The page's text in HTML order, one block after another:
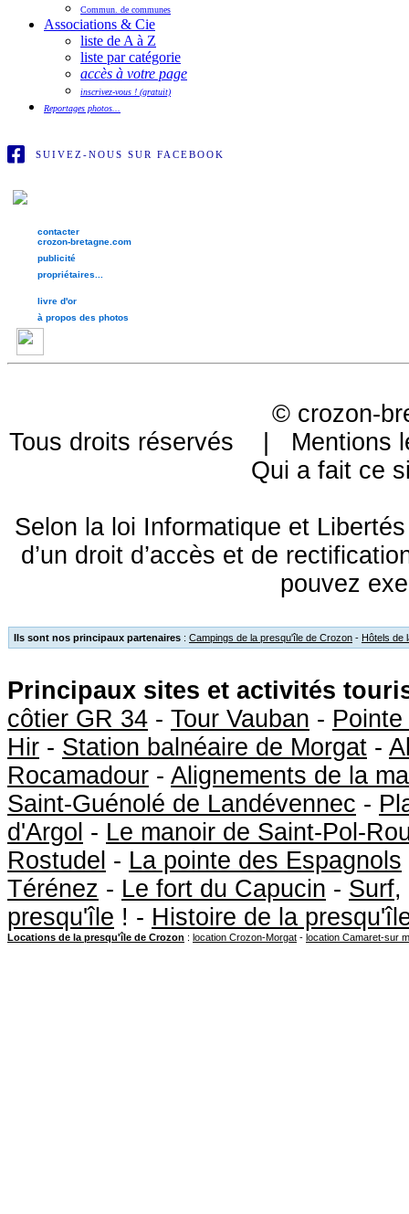
Commun. de communes
Associations & Cie
liste de A à Z
liste par catégorie
accès à votre page
inscrivez-vous ! (gratuit)
Reportages photos...
SUIVEZ-NOUS SUR FACEBOOK
contacter
crozon-bretagne.com
publicité
propriétaires...
livre d'or
à propos des photos
© crozon-
Tous droits réservés | Mentions
Qui a fait ce
Selon la loi Informatique et
d’un droit d’accès et de
pouvez
Ils sont nos principaux partenaires : Campings de la presqu'île de Crozon - Hôtels de
Principaux sites et activités
côtier GR 34 - Tour Vauban -
Hir - Station balnéaire de Morgat -
Rocamadour - Alignements de la
Saint-Guénolé de Landévennec -
d'Argol - Le manoir de Saint-Pol-
Rostudel - La pointe des Espagnols
Térénez - Le fort du Capucin - Surf,
presqu'île ! - Histoire de la
Locations de la presqu'île de Crozon : location Crozon-Morgat - location Camaret-sur